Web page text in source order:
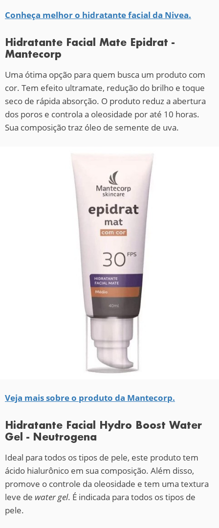
Conheça melhor o hidratante facial da Nivea.
Hidratante Facial Mate Epidrat -
Mantecorp
Uma ótima opção para quem busca um produto com
cor. Tem efeito ultramate, redução do brilho e toque
seco de rápida absorção. O produto reduz a abertura
dos poros e controla a oleosidade por até 10 horas.
Sua composição traz óleo de semente de uva.
Veja mais sobre o produto da Mantecorp.
Hidratante Facial Hydro Boost Water
Gel - Neutrogena
Ideal para todos os tipos de pele, este produto tem
ácido hialurônico em sua composição. Além disso,
promove o controle da oleosidade e tem uma textura
leve de water gel. É indicada para todos os tipos de
pele.